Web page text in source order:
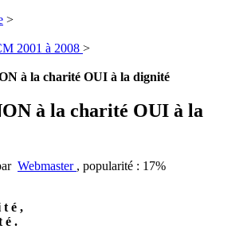
>
2001 à 2008 >
à la charité OUI à la dignité
à la charité OUI à la
Webmaster , popularité : 17%
t é ,
é .